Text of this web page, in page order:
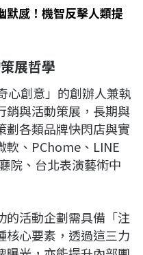
感！機智反擊人類提
展哲學
心創意」的創辦人兼執
銷與活動策展，長期與
劃各類品牌快閃店與實
軟、PChome、LINE
院、台北表演藝術中
的活動企劃需具備「注
核心要素，透過這三力